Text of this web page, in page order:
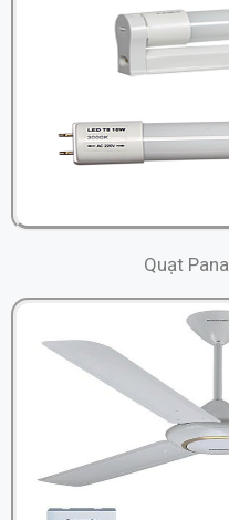
Quạt